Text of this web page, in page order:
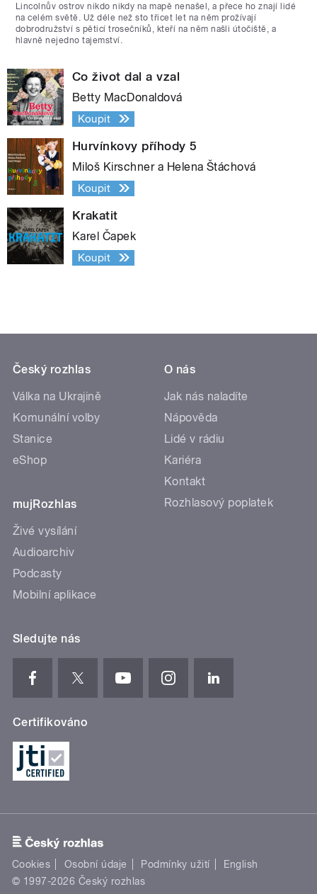
Lincolnův ostrov nikdo nikdy na mapě nenašel, a přece ho znají lidé
na celém světě. Už déle než sto třicet let na něm prožívají
dobrodružství s pěticí trosečníků, kteří na něm našli útočiště, a
hlavně nejedno tajemství.
Co život dal a vzal
Betty MacDonaldová
Koupit
Hurvínkovy příhody 5
Miloš Kirschner a Helena Štáchová
Koupit
Krakatit
Karel Čapek
Koupit
Český rozhlas
Válka na Ukrajině
Komunální volby
Stanice
eShop
mujRozhlas
Živé vysílání
Audioarchiv
Podcasty
Mobilní aplikace
O nás
Jak nás naladíte
Nápověda
Lidé v rádiu
Kariéra
Kontakt
Rozhlasový poplatek
Sledujte nás
Certifikováno
Cookies Osobní údaje Podmínky užití
English
© 1997-2026 Český rozhlas